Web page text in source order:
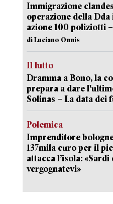
Immigrazione
operazione della Dda
azione 100 poliziotti
di Luciano Onnis
Il lutto
Dramma a Bono, la
prepara a dare
Solinas – La data dei
Polemica
Imprenditore
137mila euro per il
attacca l’isola: «Sardi
vergognatevi»